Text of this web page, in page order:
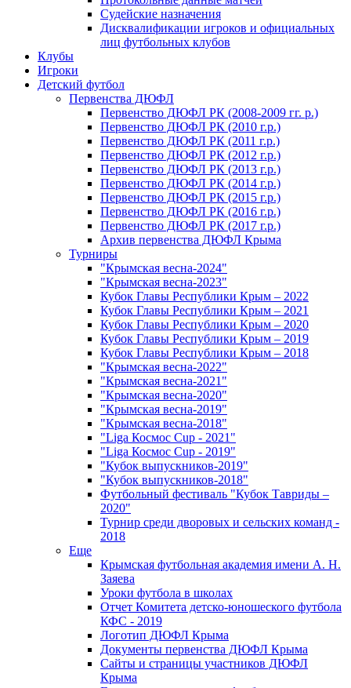
Судейские назначения
Дисквалификации игроков и официальных
лиц футбольных клубов
Клубы
Игроки
Детский футбол
Первенства ДЮФЛ
Первенство ДЮФЛ РК (2008-2009 гг. р.)
Первенство ДЮФЛ РК (2010 г.р.)
Первенство ДЮФЛ РК (2011 г.р.)
Первенство ДЮФЛ РК (2012 г.р.)
Первенство ДЮФЛ РК (2013 г.р.)
Первенство ДЮФЛ РК (2014 г.р.)
Первенство ДЮФЛ РК (2015 г.р.)
Первенство ДЮФЛ РК (2016 г.р.)
Первенство ДЮФЛ РК (2017 г.р.)
Архив первенства ДЮФЛ Крыма
Турниры
"Крымская весна-2024"
"Крымская весна-2023"
Кубок Главы Республики Крым – 2022
Кубок Главы Республики Крым – 2021
Кубок Главы Республики Крым – 2020
Кубок Главы Республики Крым – 2019
Кубок Главы Республики Крым – 2018
"Крымская весна-2022"
"Крымская весна-2021"
"Крымская весна-2020"
"Крымская весна-2019"
"Крымская весна-2018"
"Liga Космос Cup - 2021"
"Liga Космос Cup - 2019"
"Кубок выпускников-2019"
"Кубок выпускников-2018"
Футбольный фестиваль "Кубок Тавриды –
2020"
Турнир среди дворовых и сельских команд -
2018
Еще
Крымская футбольная академия имени А. Н.
Заяева
Уроки футбола в школах
Отчет Комитета детско-юношеского футбола
КФС - 2019
Логотип ДЮФЛ Крыма
Документы первенства ДЮФЛ Крыма
Сайты и страницы участников ДЮФЛ
Крыма